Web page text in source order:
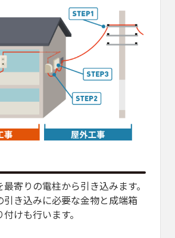
寄りの電柱から引き込みます。
引き込みに必要な金物と成端箱
けも行います。